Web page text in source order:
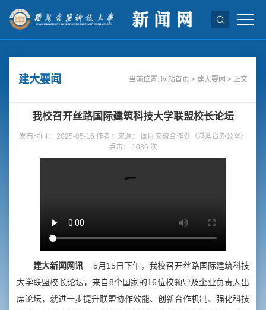
建大要闻 当前位置: 网站首页 > 建大要闻 > 正文
我校召开丝路国际建筑科技大学联盟校长论坛
发布时间： 2025-05-16 作者：来源： 国际交流合作处（港澳台办公室）
点击： 1036 次
建大新闻网讯 5月15日下午，我校召开丝路国际建筑科技
大学联盟校长论坛，来自8个国家的16位校领导及企业负责人出
席论坛，就进一步提升联盟协作效能、创新合作机制、强化科技